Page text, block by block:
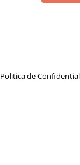
Politica de